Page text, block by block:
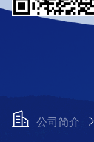
公司简介